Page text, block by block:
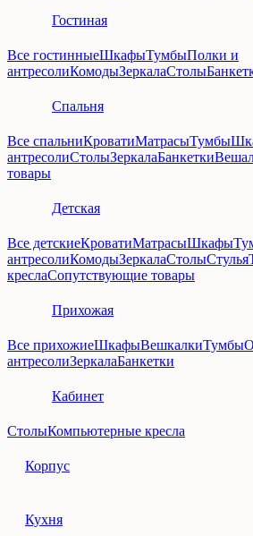
Гостиная
Все гостинныеШкафыТумбыПолки и
антресолиКомодыЗеркалаСтолы
Спальня
Все спальниКроватиМатрасыТумбы
антресолиСтолыЗеркалаБанкетки
товары
Детская
Все детскиеКроватиМатрасыШкафы
антресолиКомодыЗеркалаСтолыСтулья
креслаСопутствующие товары
Прихожая
Все прихожиеШкафыВешкалкиТумбы
антресолиЗеркалаБанкетки
Кабинет
СтолыКомпьютерные кресла
Корпус
Кухня